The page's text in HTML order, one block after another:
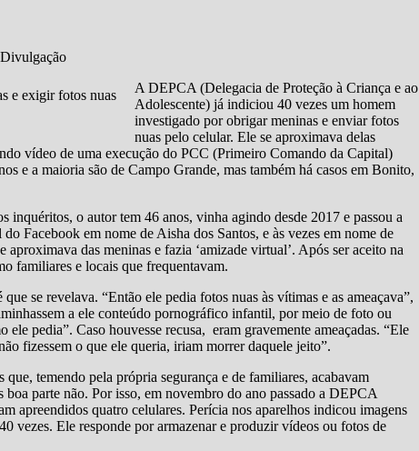
A DEPCA (Delegacia de Proteção à Criança e ao
Adolescente) já indiciou 40 vezes um homem
investigado por obrigar meninas e enviar fotos
nuas pelo celular. Ele se aproximava delas
vídeo de uma execução do PCC (Primeiro Comando da Capital)
e a maioria são de Campo Grande, mas também há casos em Bonito,
o autor tem 46 anos, vinha agindo desde 2017 e passou a
Facebook em nome de Aisha dos Santos, e às vezes em nome de
aproximava das meninas e fazia ‘amizade virtual’. Após ser aceito na
familiares e locais que frequentavam.
se revelava. “Então ele pedia fotos nuas às vítimas e as ameaçava”,
a ele conteúdo pornográfico infantil, por meio de foto ou
pedia”. Caso houvesse recusa, eram gravemente ameaçadas. “Ele
fizessem o que ele queria, iriam morrer daquele jeito”.
temendo pela própria segurança e de familiares, acabavam
parte não. Por isso, em novembro do ano passado a DEPCA
apreendidos quatro celulares. Perícia nos aparelhos indicou imagens
vezes. Ele responde por armazenar e produzir vídeos ou fotos de